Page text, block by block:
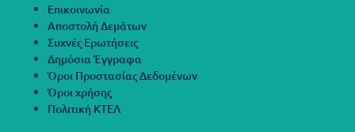
Επικοινωνία
Αποστολή Δεμάτων
Συχνές Ερωτήσεις
Δημόσια Έγγραφα
Όροι Προστασίας Δεδομένων
Όροι χρήσης
Πολιτική ΚΤΕΛ